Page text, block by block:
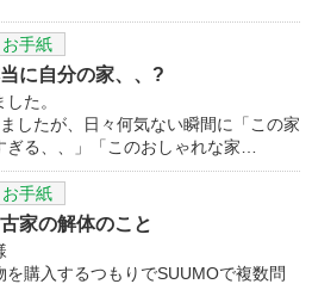
お手紙
に自分の家、、?
た。
したが、日々何気ない瞬間に「この家
る、、」「このおしゃれな家…
お手紙
家の解体のこと
購入するつもりでSUUMOで複数問